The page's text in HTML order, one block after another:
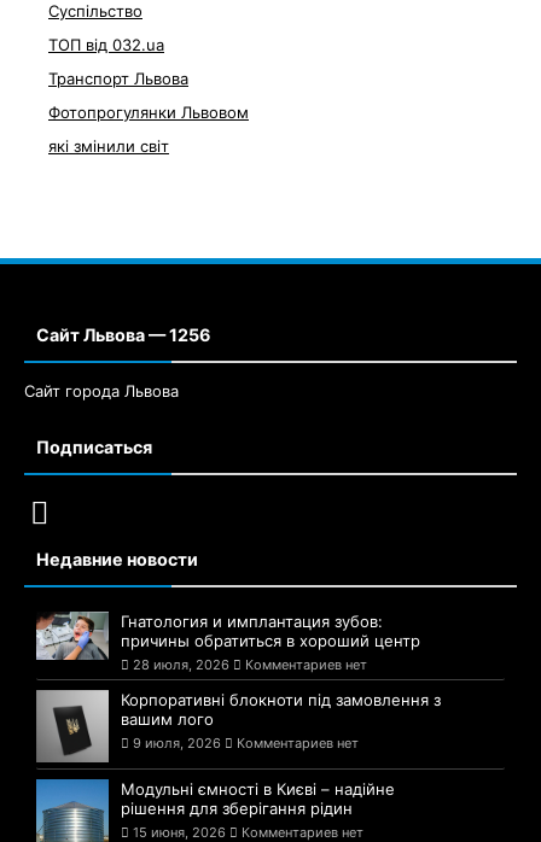
Суспільство
ТОП від 032.ua
Транспорт Львова
Фотопрогулянки Львовом
які змінили світ
Сайт Львова — 1256
Сайт города Львова
Подписаться
Недавние новости
Гнатология и имплантация зубов:
причины обратиться в хороший центр
28 июля, 2026 Комментариев нет
Корпоративні блокноти під замовлення з
вашим лого
9 июля, 2026 Комментариев нет
Модульні ємності в Києві – надійне
рішення для зберігання рідин
15 июня, 2026 Комментариев нет